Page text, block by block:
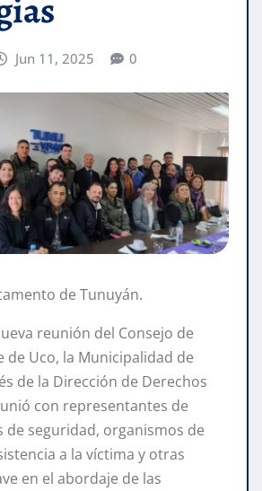
Jun 11, 2025 0
de Tunuyán.
reunión del Consejo de
de Uco, la Municipalidad de
de la Dirección de Derechos
con representantes de
de seguridad, organismos de
a la víctima y otras
en el abordaje de las